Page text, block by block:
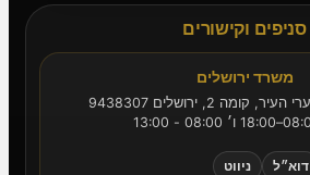
סניפים וקישורים
משרד ירושלים
דוא״ל ניווט